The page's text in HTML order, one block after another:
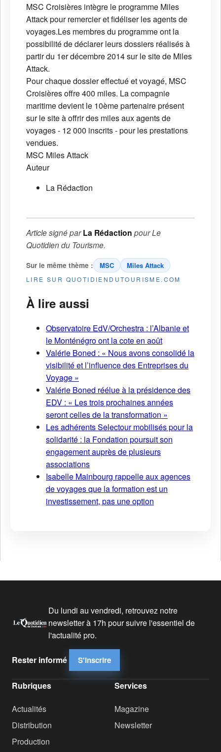
MSC Croisières intègre le programme Miles
Attack pour remercier et fidéliser les agents de
voyages.Les membres du programme ont la
possibilité de déclarer leurs dossiers réalisés à
partir du 1er décembre 2014 sur le site de Miles
Attack.
Pour chaque dossier effectué et voyagé, MSC
Croisières offre 400 miles. La compagnie
maritime devient le 10ème partenaire présent
sur le site à offrir des miles aux agents de
voyages - 12 000 inscrits - pour les prestations
vendues.
MSC Miles Attack
Auteur
La Rédaction
Article signé parLa Rédaction pourLe
Quotidien du Tourisme.
Sur le même thème : MSC Miles Attack
LIRE SUR QUOTIDIENDUTOURISME.COM
À lire aussi
Observatoire EdV/Orchestra : l’Albanie et
le Monténégro ont la cote en août
Valérie Boned : « Nous avons consolidé la
visibilité et l’influence des Entreprises du
Voyage »
Valérie Boned réélue à la présidence des
EDV : « Les trois prochaines années
seront celles de la transformation »
Les adhérents Selectour mobilisés pour la
solidarité : la Fondation poursuit son
engagement auprès de plusieurs
associations
Isabelle Mainbourg rappelle aux agences
de voyages que la formation est un
investissement, pas une option
Du lundi au vendredi, retrouvez notre
newsletter à 17h pour suivre l'essentiel de
l'actualité pro.
Rester informé S'inscrire
Rubriques
Actualités
Distribution
Production
Services
Magazine
Newsletter